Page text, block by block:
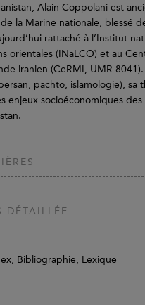
Alain Coppolani est
la Marine nationale, blessé
rattaché à l’Institut
orientales (INaLCO) et au
iranien (CeRMI, UMR
pachto, islamologie), sa
enjeux socioéconomiques des
DÉTAILLÉE
Bibliographie, Lexique